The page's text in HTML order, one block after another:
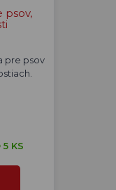
psov,
pre psov
5 KS